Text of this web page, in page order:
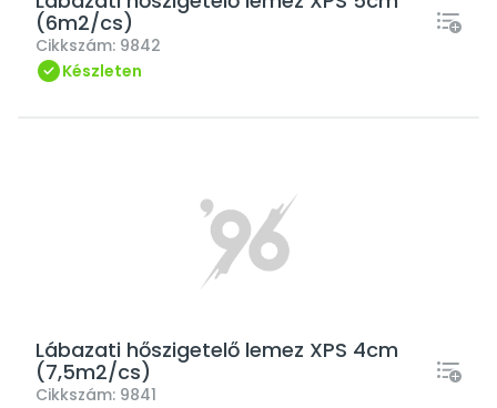
(6m2/cs)
Cikkszám: 9842
Készleten
Lábazati hőszigetelő lemez XPS 4cm
(7,5m2/cs)
Cikkszám: 9841